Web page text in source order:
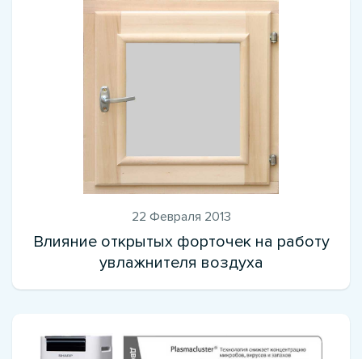
22 Февраля 2013
Влияние открытых форточек на работу
увлажнителя воздуха